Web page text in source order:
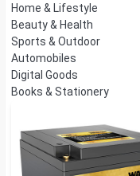
Home & Lifestyle
Beauty & Health
Sports & Outdoor
Automobiles
Digital Goods
Books & Stationery